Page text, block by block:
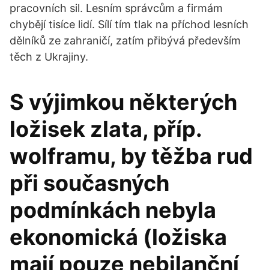
pracovních sil. Lesním správcům a firmám
chybějí tisíce lidí. Sílí tím tlak na příchod lesních
dělníků ze zahraničí, zatím přibývá především
těch z Ukrajiny.
S výjimkou některých
ložisek zlata, příp.
wolframu, by těžba rud
při současných
podmínkách nebyla
ekonomická (ložiska
mají pouze nebilanční